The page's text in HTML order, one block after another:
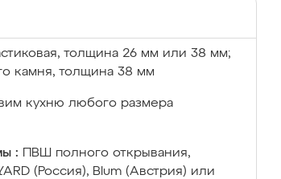
толщина 26 мм или 38 мм;
камня, толщина 38 мм
кухню любого размера
:
ПВШ полного открывания,
(Россия), Blum (Австрия) или